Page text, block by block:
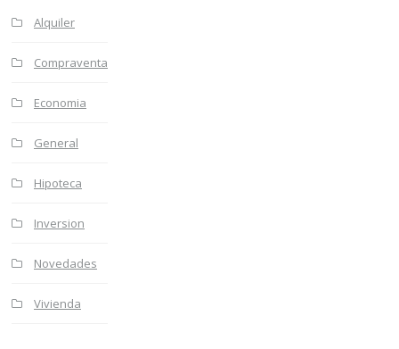
Alquiler
Compraventa
Economia
General
Hipoteca
Inversion
Novedades
Vivienda